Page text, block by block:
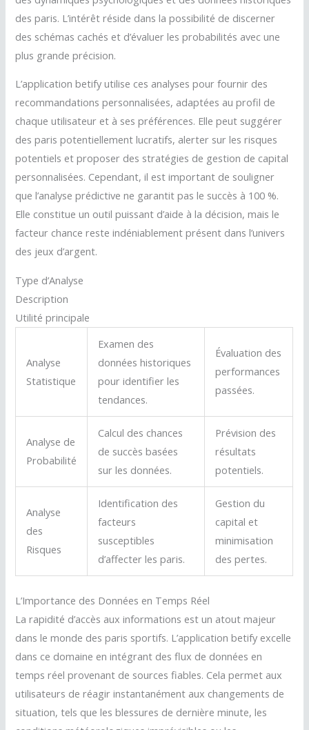
des paris. L’intérêt réside dans la possibilité de discerner
des schémas cachés et d’évaluer les probabilités avec une
plus grande précision.
L’application betify utilise ces analyses pour fournir des
recommandations personnalisées, adaptées au profil de
chaque utilisateur et à ses préférences. Elle peut suggérer
des paris potentiellement lucratifs, alerter sur les risques
potentiels et proposer des stratégies de gestion de capital
personnalisées. Cependant, il est important de souligner
que l’analyse prédictive ne garantit pas le succès à 100 %.
Elle constitue un outil puissant d’aide à la décision, mais le
facteur chance reste indéniablement présent dans l’univers
des jeux d’argent.
Type d’Analyse
Description
Utilité principale
Analyse
Statistique
Examen des
données historiques
pour identifier les
tendances.
Évaluation des
performances
passées.
Analyse de
Probabilité
Calcul des chances
de succès basées
sur les données.
Prévision des
résultats
potentiels.
Analyse
des
Risques
Identification des
facteurs
susceptibles
d’affecter les paris.
Gestion du
capital et
minimisation
des pertes.
L’Importance des Données en Temps Réel
La rapidité d’accès aux informations est un atout majeur
dans le monde des paris sportifs. L’application betify excelle
dans ce domaine en intégrant des flux de données en
temps réel provenant de sources fiables. Cela permet aux
utilisateurs de réagir instantanément aux changements de
situation, tels que les blessures de dernière minute, les